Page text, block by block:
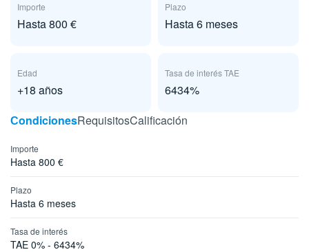
Importe
Hasta 800 €
Plazo
Hasta 6 meses
Edad
+18 años
Tasa de interés TAE
6434%
СondicionesRequisitosCalificación
Importe
Hasta 800 €
Plazo
Hasta 6 meses
Tasa de interés
TAE 0% - 6434%